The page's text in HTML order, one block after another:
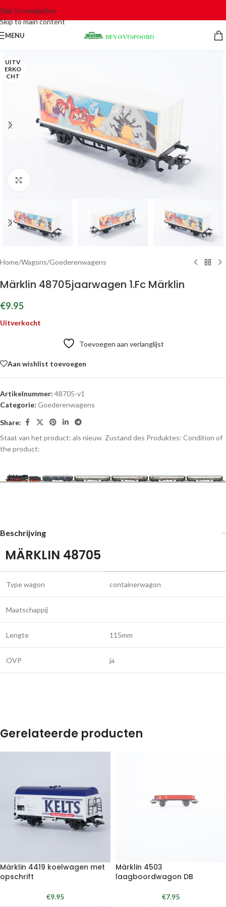
Skip to navigation
Skip to main content
MENU
UITV
ERKO
CHT
Home/Wagons/Goederenwagens
Märklin 48705jaarwagen 1.Fc Märklin
€9.95
Uitverkocht
Toevoegen aan verlanglijst
Aan wishlist toevoegen
Artikelnummer: 48705-v1
Categorie: Goederenwagens
Share:
Staat van het product: als nieuw Zustand des Produktes: Condition of
the product:
Beschrijving
MÄRKLIN 48705
Type wagon containerwagon
Maatschappij
Lengte 115mm
OVP ja
Gerelateerde producten
Märklin 4419 koelwagen met
opschrift
€9.95
Märklin 4503
laagboordwagon DB
€7.95